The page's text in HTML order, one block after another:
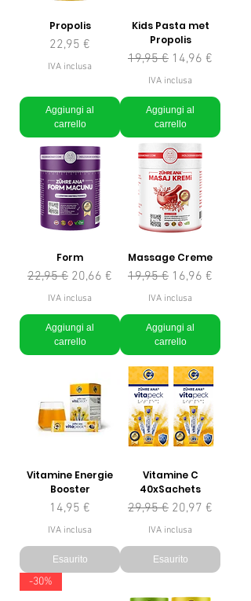
Propolis
Prezzo
22,95 €
IVA inclusa
Aggiungi al
carrello
Kids Pasta met
Propolis
Prezzo regolare
19,95 € Prezzo scontato
14,96 €
IVA inclusa
Aggiungi al
carrello
Form
Prezzo regolare
22,95 € Prezzo scontato
20,66 €
IVA inclusa
Aggiungi al
carrello
Massage Creme
Prezzo regolare
19,95 € Prezzo scontato
16,96 €
IVA inclusa
Aggiungi al
carrello
Vitamine Energie
Booster
Prezzo
14,95 €
IVA inclusa
Esaurito
Vitamine C
40xSachets
Prezzo regolare
29,95 € Prezzo scontato
20,97 €
IVA inclusa
Esaurito
-30%